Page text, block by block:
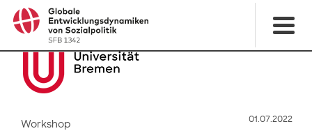
01.07.2022
Workshop